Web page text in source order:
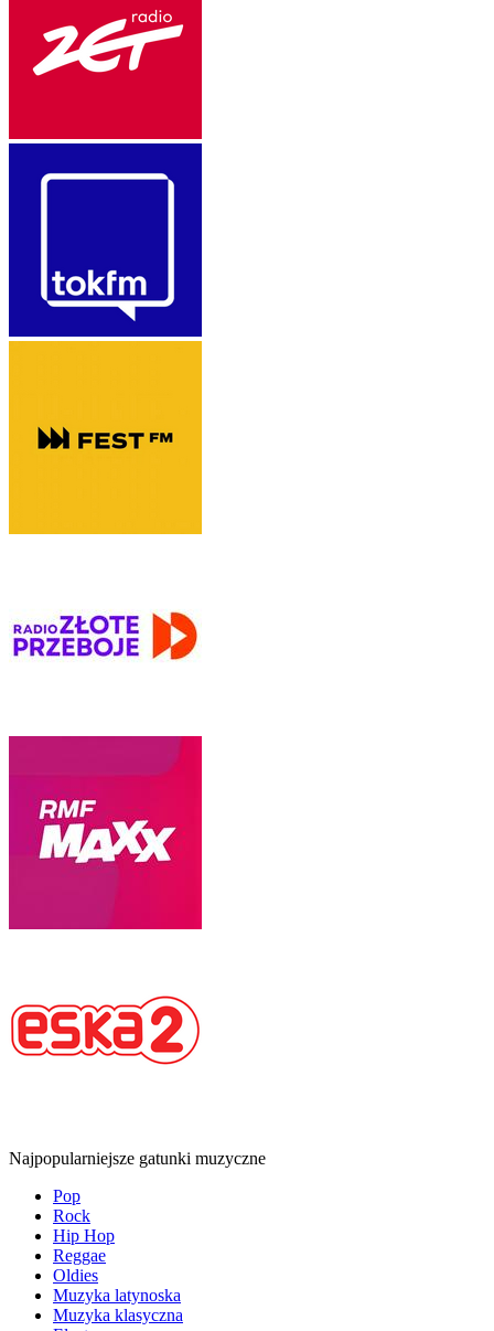
Najpopularniejsze gatunki muzyczne
Pop
Rock
Hip Hop
Reggae
Oldies
Muzyka latynoska
Muzyka klasyczna